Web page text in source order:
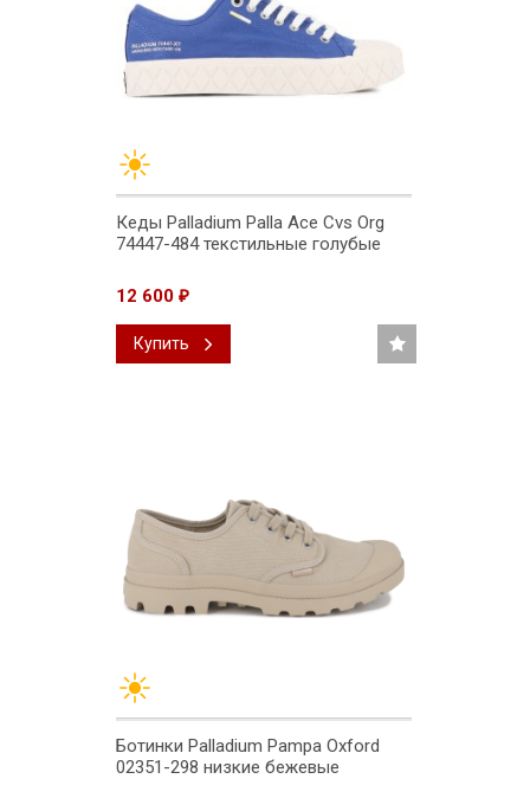
Кеды Palladium Palla Ace Cvs Org
74447-484 текстильные голубые
12 600 ₽
Купить
Ботинки Palladium Pampa Oxford
02351-298 низкие бежевые